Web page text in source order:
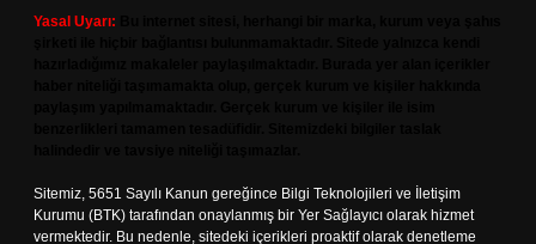
Yasal Uyarı:
Sitemiz, 5651 Sayılı Kanun gereğince Bilgi Teknolojileri ve İletişim
Kurumu (BTK) tarafından onaylanmış bir Yer Sağlayıcı olarak hizmet
vermektedir. Bu nedenle, sitedeki içerikleri proaktif olarak denetleme